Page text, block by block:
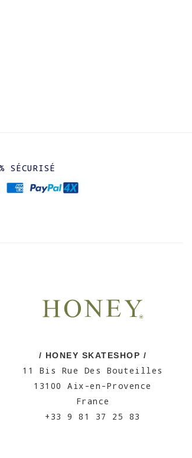
SÉCURISÉ
/ HONEY SKATESHOP /
11 Bis Rue Des Bouteilles
13100 Aix-en-Provence
France
+33 9 81 37 25 83